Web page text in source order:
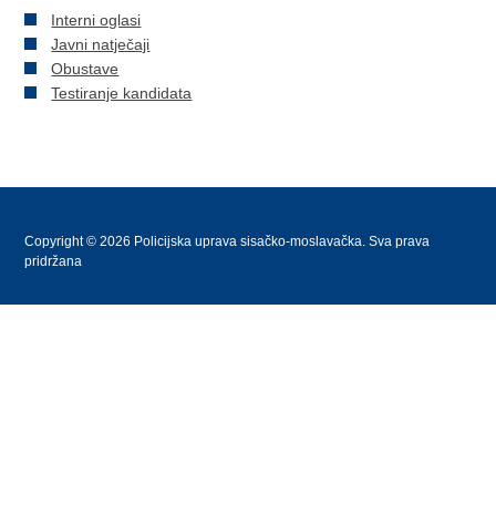
Interni oglasi
Javni natječaji
Obustave
Testiranje kandidata
Copyright © 2026 Policijska uprava sisačko-moslavačka. Sva prava
pridržana